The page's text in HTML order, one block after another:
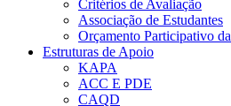
Critérios de Avaliação
Associação de Estudantes
Orçamento Participativo
Estruturas de Apoio
KAPA
ACC E PDE
CAQD